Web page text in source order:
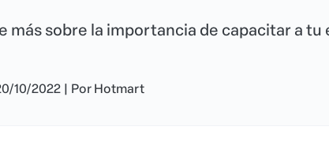
más sobre la importancia de capacitar a tu
10/2022 | Por Hotmart